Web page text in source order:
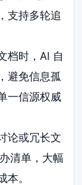
支持多轮追
档时，AI 自
避免信息孤
一信源权威
论或冗长文
清单，大幅
。